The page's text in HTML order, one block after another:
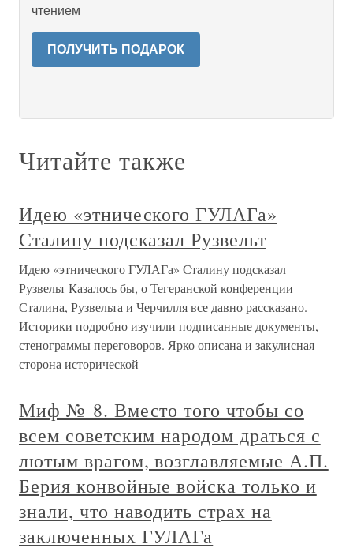
чтением
ПОЛУЧИТЬ ПОДАРОК
Читайте также
Идею «этнического ГУЛАГа»
Сталину подсказал Рузвельт
Идею «этнического ГУЛАГа» Сталину подсказал
Рузвельт Казалось бы, о Тегеранской конференции
Сталина, Рузвельта и Черчилля все давно рассказано.
Историки подробно изучили подписанные документы,
стенограммы переговоров. Ярко описана и закулисная
сторона исторической
Миф № 8. Вместо того чтобы со
всем советским народом драться с
лютым врагом, возглавляемые А.П.
Берия конвойные войска только и
знали, что наводить страх на
заключенных ГУЛАГа